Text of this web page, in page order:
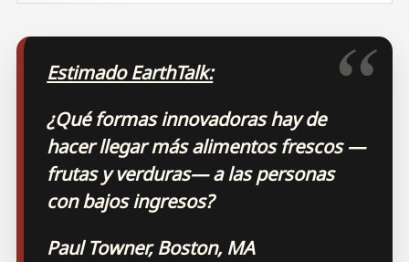
Estimado EarthTalk:
¿Qué formas innovadoras hay de
hacer llegar más alimentos frescos —
frutas y verduras— a las personas
con bajos ingresos?
Paul Towner, Boston, MA